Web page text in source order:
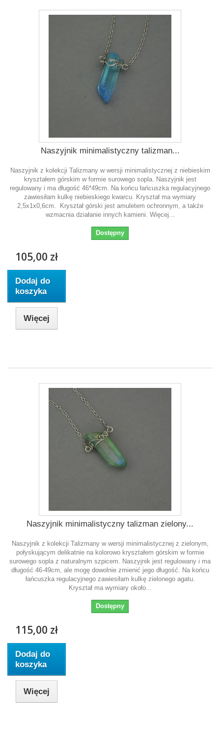
Naszyjnik minimalistyczny talizman...
Naszyjnik z kolekcji Talizmany w wersji minimalistycznej z niebieskim
kryształem górskim w formie surowego sopla. Naszyjnik jest
regulowany i ma długość 46*49cm. Na końcu łańcuszka regulacyjnego
zawiesiłam kulkę niebieskiego kwarcu. Kryształ ma wymiary
2,5x1x0,6cm. Kryształ górski jest amuletem ochronnym, a także
wzmacnia działanie innych kamieni. Więcej...
Dostępny
105,00 zł
Dodaj do
koszyka
Więcej
Naszyjnik minimalistyczny talizman zielony...
Naszyjnik z kolekcji Talizmany w wersji minimalistycznej z zielonym,
połyskującym delikatnie na kolorowo kryształem górskim w formie
surowego sopla z naturalnym szpicem. Naszyjnik jest regulowany i ma
długość 46-49cm, ale mogę dowolnie zmienić jego długość. Na końcu
łańcuszka regulacyjnego zawiesiłam kulkę zielonego agatu.
Kryształ ma wymiary około...
Dostępny
115,00 zł
Dodaj do
koszyka
Więcej